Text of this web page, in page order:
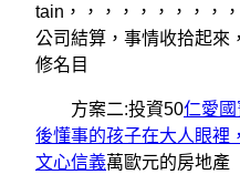
tain，，，，，，，，，
公司結算，事情收拾起來
修名目
方案二:投資50仁愛
後懂事的孩子在大人眼裡
文心信義萬歐元的房地產